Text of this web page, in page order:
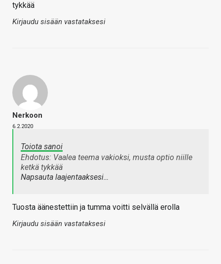
tykkää
Kirjaudu sisään vastataksesi
Nerkoon
6.2.2020
Toiota sanoi
Ehdotus: Vaalea teema vakioksi, musta optio niille
ketkä tykkää
Napsauta laajentaaksesi…
Tuosta äänestettiin ja tumma voitti selvällä erolla
Kirjaudu sisään vastataksesi